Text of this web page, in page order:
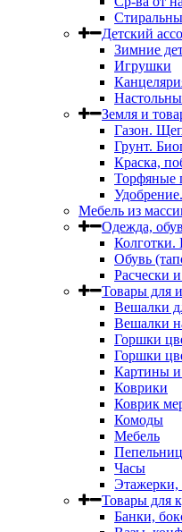
Детский
Зимние
Игрушки
Земля и
Газон.
Грунт.
Краска,
Торфяные
Мебель из
Одежда,
Обувь
Расчески
Товары для
Вешалки
Вешалки
Горшки
Горшки
Картины
Коврики
Коврик
Комоды
Мебель
Часы
Этажерки,
Товары для
Банки,